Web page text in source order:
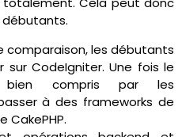
débutants.
comparaison, les débutants
CodeIgniter. Une fois le
bien compris par les
à des frameworks de
CakePHP.